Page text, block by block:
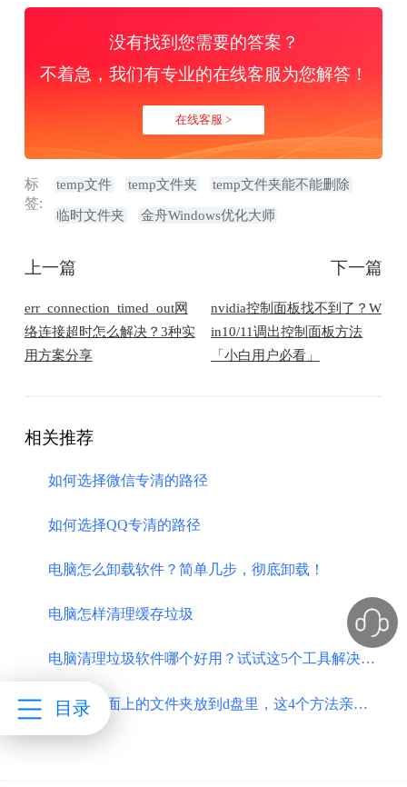
目录
没有找到您需要的答案？
不着急，我们有专业的在线客服为您解答！
在线客服 >
标
签:
temp文件 temp文件夹 temp文件夹能不能删除
临时文件夹 金舟Windows优化大师
上一篇
err_connection_timed_out网
络连接超时怎么解决？3种实
用方案分享
下一篇
nvidia控制面板找不到了？W
in10/11调出控制面板方法
「小白用户必看」
相关推荐
如何选择微信专清的路径
如何选择QQ专清的路径
电脑怎么卸载软件？简单几步，彻底卸载！
电脑怎样清理缓存垃圾
电脑清理垃圾软件哪个好用？试试这5个工具解决问题
如何把桌面上的文件夹放到d盘里，这4个方法亲测有用